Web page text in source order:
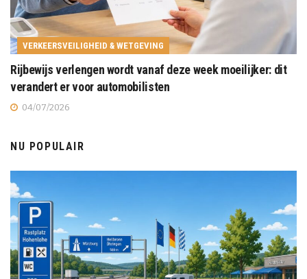
VERKEERSVEILIGHEID & WETGEVING
Rijbewijs verlengen wordt vanaf deze week moeilijker: dit
verandert er voor automobilisten
04/07/2026
NU POPULAIR